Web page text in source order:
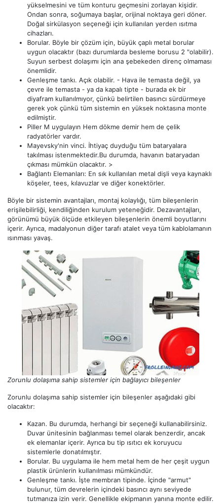
yükselmesini ve tüm konturu geçmesini zorlayan kişidir.
Ondan sonra, soğumaya başlar, orijinal noktaya geri döner.
Doğal sirkülasyon seçeneği için kullanılan yerden ısıtma
cihazları.
Borular. Böyle bir çözüm için, büyük çaplı metal borular
uygun olacaktır (bazı durumlarda besleme borusu 2 "olabilir).
Suyun serbest dolaşımı için ana şebekeden direnç olmaması
önemlidir.
Genleşme tankı. Açık olabilir. - Hava ile temasta değil, ya
çevre ile temasta - ya da kapalı tipte - burada ek bir
diyafram kullanılmıyor, çünkü belirtilen basıncı sürdürmeye
gerek yok çünkü tüm sistemin en yüksek noktasına monte
edilmiştir.
Piller M uygulayın Hem dökme demir hem de çelik
radyatörler vardır.
Mayevsky'nin vinci. İhtiyaç duyduğu tüm bataryalara
takılması istenmektedir.Bu durumda, havanın bataryadan
çıkması mümkün olacaktır. >
Bağlantı Elemanları: En sık kullanılan metal dişli veya kaynaklı
köşeler, tees, kılavuzlar ve diğer konektörler.
Böyle bir sistemin avantajları, montaj kolaylığı, tüm bileşenlerin
erişilebilirliği, kendiliğinden kurulum yeteneğidir. Dezavantajları,
görünümü büyük ölçüde etkileyen bileşenlerin önemli boyutlarını
içerir. Ayrıca, madalyonun diğer tarafı atalet veya tüm kablolamanın
ısınması yavaş.
Zorunlu dolaşıma sahip sistemler için bağlayıcı bileşenler
Zorunlu dolaşıma sahip sistemler için bileşenler aşağıdaki gibi
olacaktır:
Kazan. Bu durumda, herhangi bir seçeneği kullanabilirsiniz.
Duvar ünitesinin bağlanması temel olarak benzerdir, ancak
ek elemanlar içerir. Ayrıca bu tip ısıtıcı ek koruyucu
sistemlerle donatılmıştır.
Borular. Bu uygulama ile hem metal hem de her çeşit uygun
plastik ürünlerin kullanılması mümkündür.
Genleşme tankı. İşte membran tipinde. İçinde "armut"
bulunur, tüm devrelerin içindeki basıncı aynı seviyede
tutmanıza izin verir. Genellikle ekipmanın yanına monte edilir.